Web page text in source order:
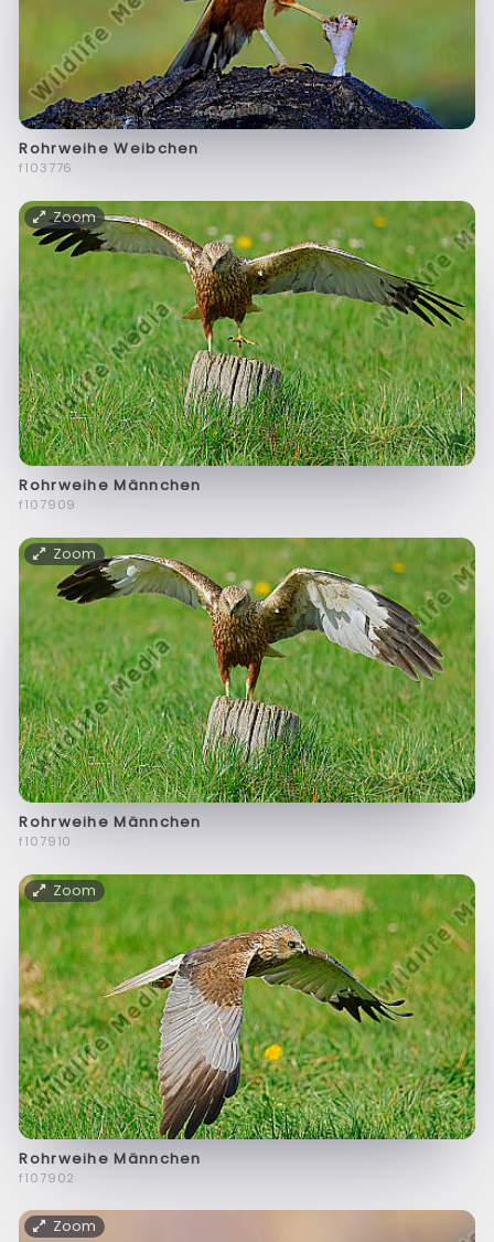
Rohrweihe Weibchen
f103776
Zoom
Rohrweihe Männchen
f107909
Zoom
Rohrweihe Männchen
f107910
Zoom
Rohrweihe Männchen
f107902
Zoom